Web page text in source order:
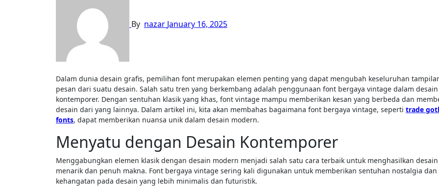
By nazar January 16, 2025
Dalam dunia desain grafis, pemilihan font merupakan elemen penting yang dapat mengubah keseluruhan tampilan dan
pesan dari suatu desain. Salah satu tren yang berkembang adalah penggunaan font bergaya vintage dalam desain
kontemporer. Dengan sentuhan klasik yang khas, font vintage mampu memberikan kesan yang berbeda dan
desain dari yang lainnya. Dalam artikel ini, kita akan membahas bagaimana font bergaya vintage, seperti trade
fonts, dapat memberikan nuansa unik dalam desain modern.
Menyatu dengan Desain Kontemporer
Menggabungkan elemen klasik dengan desain modern menjadi salah satu cara terbaik untuk menghasilkan
menarik dan penuh makna. Font bergaya vintage sering kali digunakan untuk memberikan sentuhan nostalgia dan
kehangatan pada desain yang lebih minimalis dan futuristik.